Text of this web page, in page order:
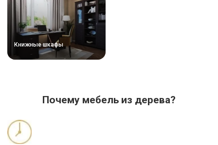
Книжные шкафы
Почему мебель из дерева?